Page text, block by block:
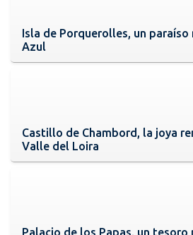
Isla de Porquerolles, un
Azul
Castillo de Chambord, la joya
Valle del Loira
Palacio de los Papas, un tesoro